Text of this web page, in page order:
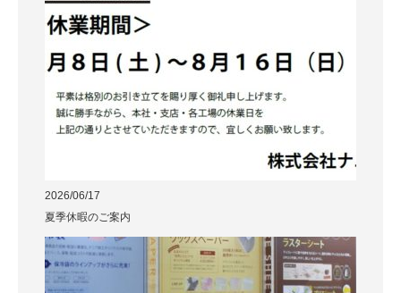
2026/06/17
夏季休暇のご案内